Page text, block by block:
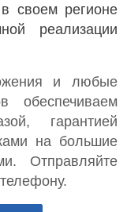
своем регионе
реализации
и любые
обеспечиваем
гарантией
на большие
Отправляйте